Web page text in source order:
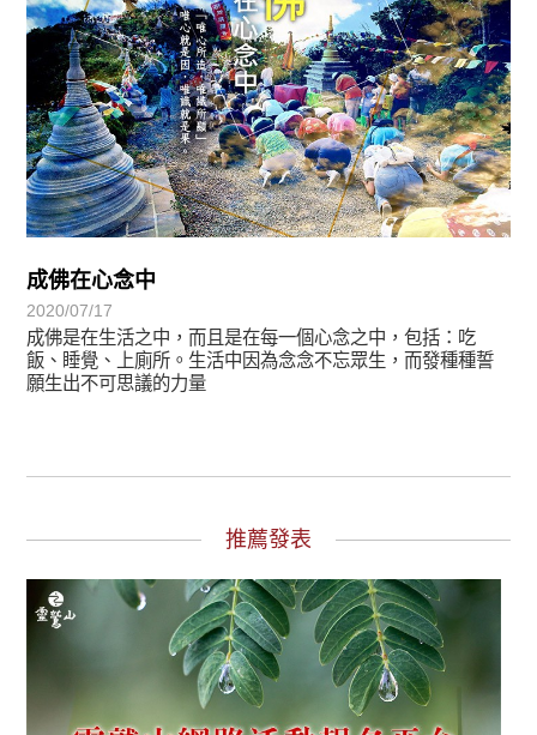
成佛在心念中
2020/07/17
成佛是在生活之中，而且是在每一個心念之中，包括：吃
飯、睡覺、上廁所。生活中因為念念不忘眾生，而發種種誓
願生出不可思議的力量
推薦發表